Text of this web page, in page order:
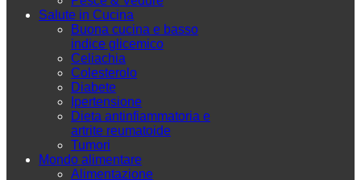
Salute in Cucina
Buona cucina e basso
indice glicemico
Celiachia
Colesterolo
Diabete
Ipertensione
Dieta antinfiammatoria e
artrite reumatoide
Tumori
Mondo alimentare
Alimentazione